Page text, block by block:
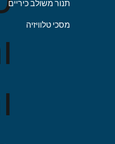
מחיר מבצע ‏3,290.00 ‏₪ מחיר מבצע ‏2,990.00 ‏₪
תנור משולב כיריים
מסכי טלוויזיה